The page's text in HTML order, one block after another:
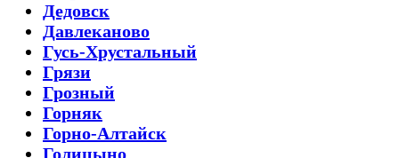
Дедовск
Давлеканово
Гусь-Хрустальный
Грязи
Грозный
Горняк
Горно-Алтайск
Голицыно